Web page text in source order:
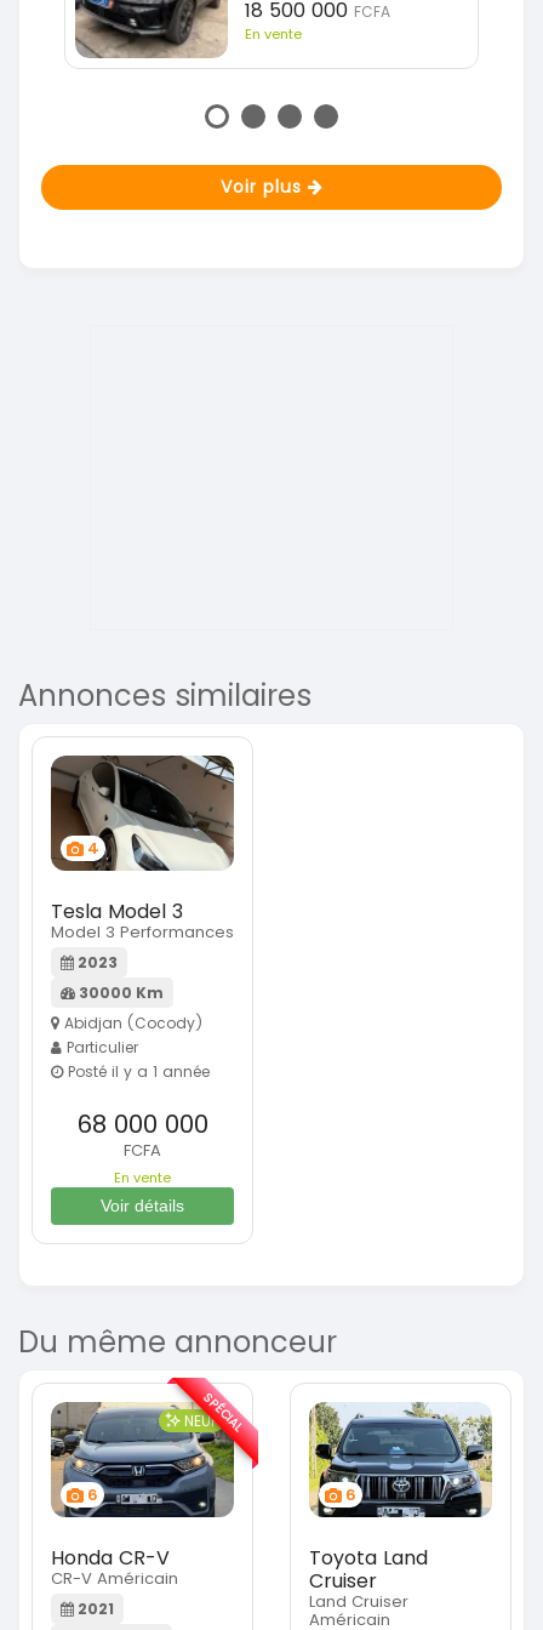
FCFA
En vente
Voir plus
Annonces similaires
4
Tesla Model 3
Model 3 Performances
2023
30000 Km
Abidjan (Cocody)
Particulier
Posté il y a 1 année
68 000 000
FCFA
En vente
Voir détails
Du même annonceur
6
NEUF
Honda CR-V
CR-V Américain
2021
SPÉCIAL
6
Toyota Land
Cruiser
Land Cruiser
Américain